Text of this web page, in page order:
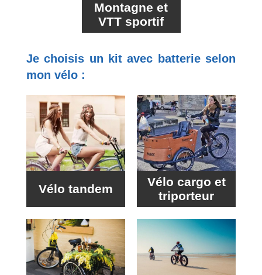
Montagne et
VTT sportif
Je choisis un kit avec batterie selon
mon vélo :
Vélo tandem
Vélo cargo et
triporteur